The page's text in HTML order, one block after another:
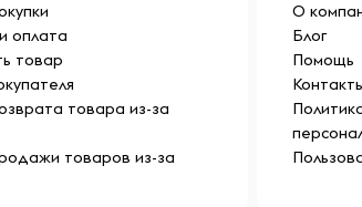
оплата
товар
товара из-за
товаров из-за
О
Блог
Помощь